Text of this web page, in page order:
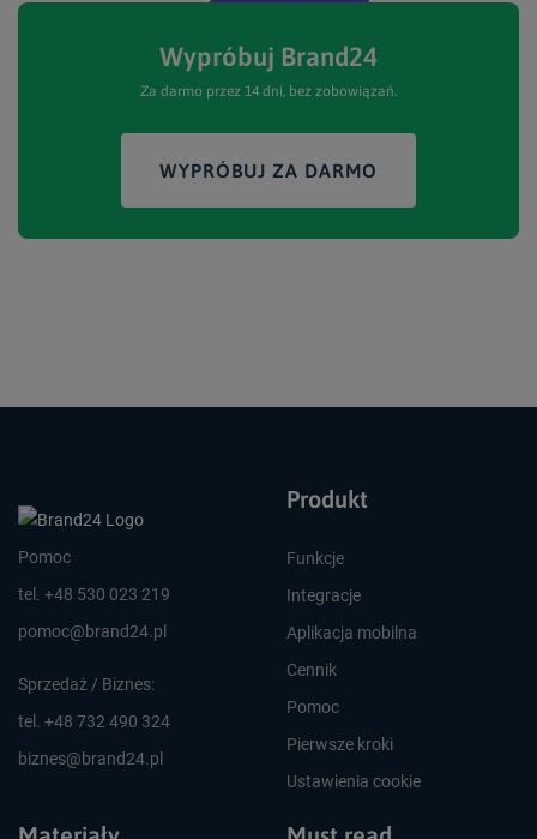
Wypróbuj Brand24
Za darmo przez 14 dni, bez zobowiązań.
WYPRÓBUJ ZA DARMO
Pomoc
tel. +48 530 023 219
pomoc@brand24.pl
Sprzedaż / Biznes:
tel. +48 732 490 324
biznes@brand24.pl
Produkt
Funkcje
Integracje
Aplikacja mobilna
Cennik
Pomoc
Pierwsze kroki
Ustawienia cookie